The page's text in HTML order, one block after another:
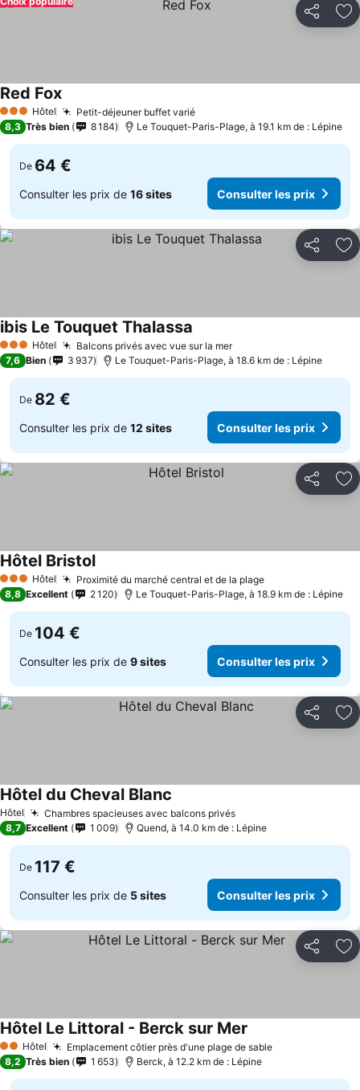
Partager
3 ÉtoilesHôtel Petit-déjeuner buffet variéConsulter les prix
Red FoxConsulter les prix
8,3 Très bien 8 184 Le Touquet-Paris-Plage, à 19.1 km de : Lépine
De 64 €
Consulter les prix de 16 sites Consulter les prix
Partager
3 ÉtoilesHôtel Balcons privés avec vue sur la merConsulter les prix
ibis Le Touquet Thalassa
7,6 Bien 3 937 Le Touquet-Paris-Plage, à 18.6 km de : Lépine
De 82 €
Consulter les prix de 12 sites Consulter les prix
Partager
3 ÉtoilesHôtel Proximité du marché central et de la plageConsulter les
Hôtel BristolConsulter les prix
8,8 Excellent 2 120 Le Touquet-Paris-Plage, à 18.9 km de : Lépine
De 104 €
Consulter les prix de 9 sites Consulter les prix
Partager
Hôtel Chambres spacieuses avec balcons privésConsulter les prix
Hôtel du Cheval Blanc
8,7 Excellent 1 009 Quend, à 14.0 km de : Lépine
De 117 €
Consulter les prix de 5 sites Consulter les prix
Partager
2 Étoiles
Hôtel Emplacement côtier près d'une plage de sableConsulter les
Hôtel Le Littoral - Berck sur Mer
8,2 Très bien 1 653 Berck, à 12.2 km de : Lépine